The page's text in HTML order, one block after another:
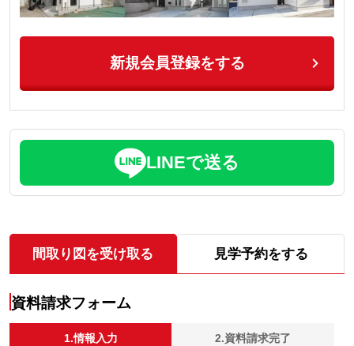
新規会員登録をする
LINEで送る
間取り図を受け取る 見学予約をする
資料請求フォーム
1.情報入力 2.資料請求完了